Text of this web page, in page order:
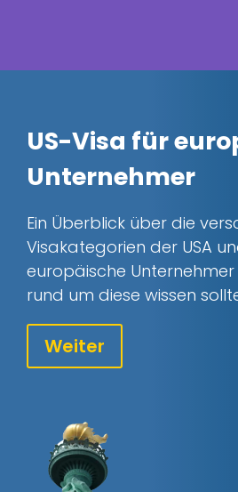
US-Visa für
Unternehmer
Ein Überblick über die
Visakategorien der USA
europäische Unternehmer
rund um diese wissen
Weiter